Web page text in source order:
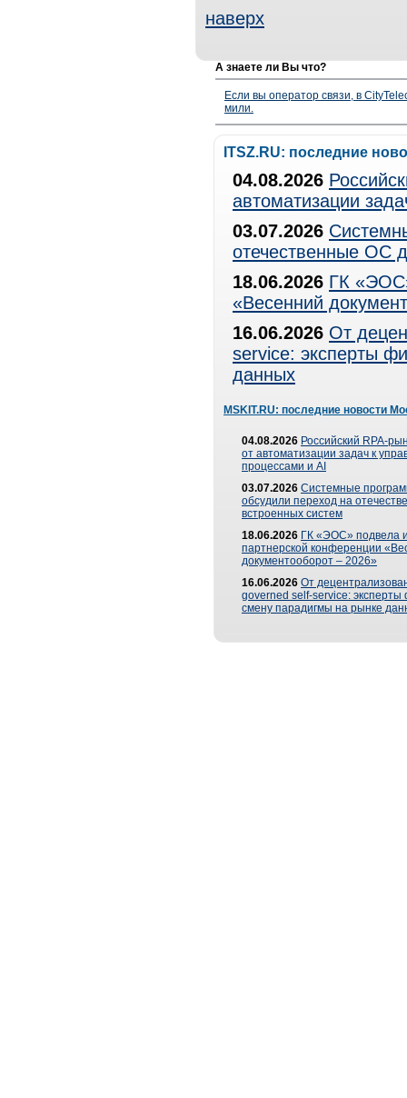
наверх
А знаете ли Вы что?
Если вы оператор связи, в
мили.
ITSZ.RU: последние
04.08.2026
автоматизации
03.07.2026
отечественные ОС
18.06.2026 ГК
«Весенний
16.06.2026 От
service: эксперты
данных
MSKIT.RU: последние новости
04.08.2026 Российский RPA-
от автоматизации задач к
процессами и AI
03.07.2026 Системные
обсудили переход на
встроенных систем
18.06.2026 ГК «ЭОС» подвела
партнерской конференции
документооборот – 2026»
16.06.2026 От
governed self-service: эксперты
смену парадигмы на рынке